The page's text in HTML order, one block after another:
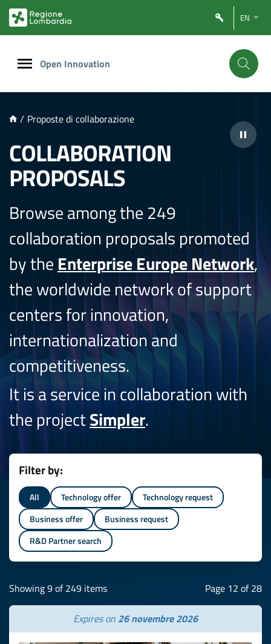
PRINCIPALE
EN
Open Innovation
/ Proposte di collaborazione
COLLABORATION
PROPOSALS
Browse among the 249
collaboration proposals promoted
by the Enterprise Europe Network,
the worldwide network of support
centers for innovation,
internationalization and
competitiveness.
It is a service in collaboration with
the projectSimpler.
Filter by:
All Technology offer
Technology request
Business offer
Business request
R&D Partner search
Showing 9 of 249 items Page 12 of 28
Expires on 26 novembre 2026